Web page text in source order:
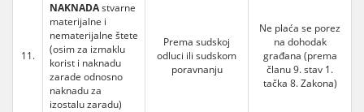
11.
NAKNADAstvarne
materijalne i
nematerijalne štete
(osim za izmaklu
korist i naknadu
zarade odnosno
naknadu za
izostalu zaradu)
Prema sudskoj
odluci ili sudskom
poravnanju
Ne plaća se porez
na dohodak
građana (prema
članu 9. stav 1.
tačka 8. Zakona)